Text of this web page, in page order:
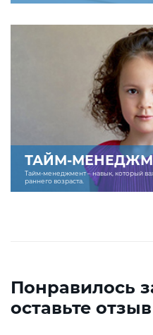
ТАЙМ-
Тайм-менеджмент – навык, который
раннего возраста.
Понравилось
оставьте отзыв